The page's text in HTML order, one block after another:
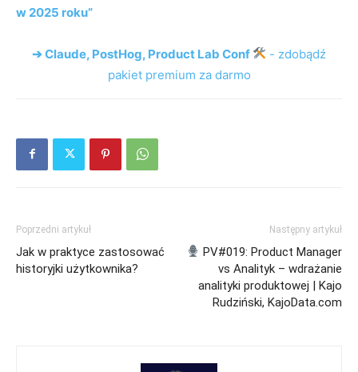
w 2025 roku”
➔ Claude, PostHog, Product Lab Conf
- zdobądź
pakiet premium za darmo
Poprzedni artykuł
Jak w praktyce zastosować
historyjki użytkownika?
Następny artykuł
PV#019: Product Manager
vs Analityk – wdrażanie
analityki produktowej | Kajo
Rudziński, KajoData.com